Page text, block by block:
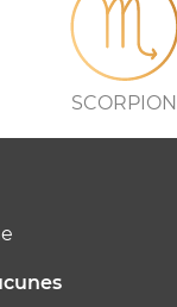
SCORPION